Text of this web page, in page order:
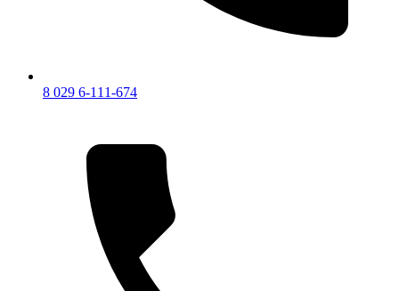
8 029 6-111-674